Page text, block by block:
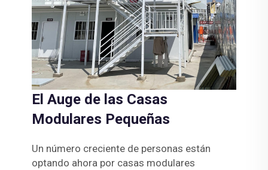
El Auge de las Casas
Modulares Pequeñas
Un número creciente de personas están
optando ahora por casas modulares